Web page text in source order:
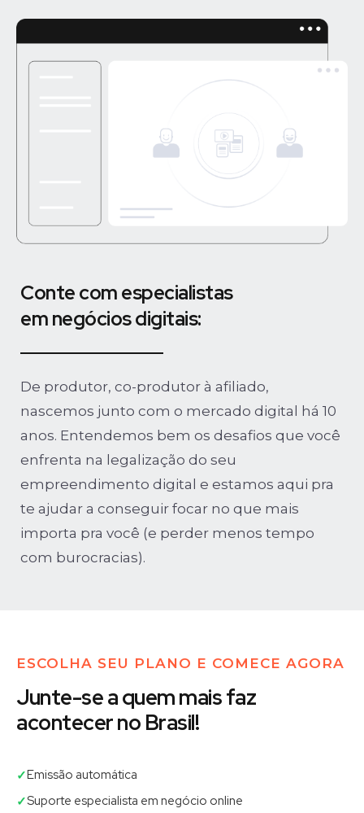
Conte com especialistas
em negócios digitais:
De produtor, co-produtor à afiliado,
nascemos junto com o mercado digital há 10
anos. Entendemos bem os desafios que você
enfrenta na legalização do seu
empreendimento digital e estamos aqui pra
te ajudar a conseguir focar no que mais
importa pra você (e perder menos tempo
com burocracias).
ESCOLHA SEU PLANO E COMECE AGORA
Junte-se a quem mais faz
acontecer no Brasil!
✓Emissão automática
✓Suporte especialista em negócio online